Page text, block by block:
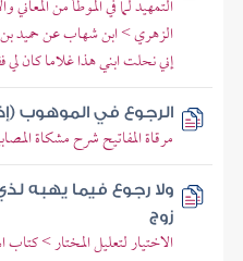
التمهيد لما في الموطأ من
الزهري > ابن شهاب عن حميد
إني نحلت ابني هذا غلاما كان
الرجوع في الموهوب
مرقاة المفاتيح شرح مشكاة
ولا رجوع فيما يهبه
زوج
الاختيار لتعليل المختار >